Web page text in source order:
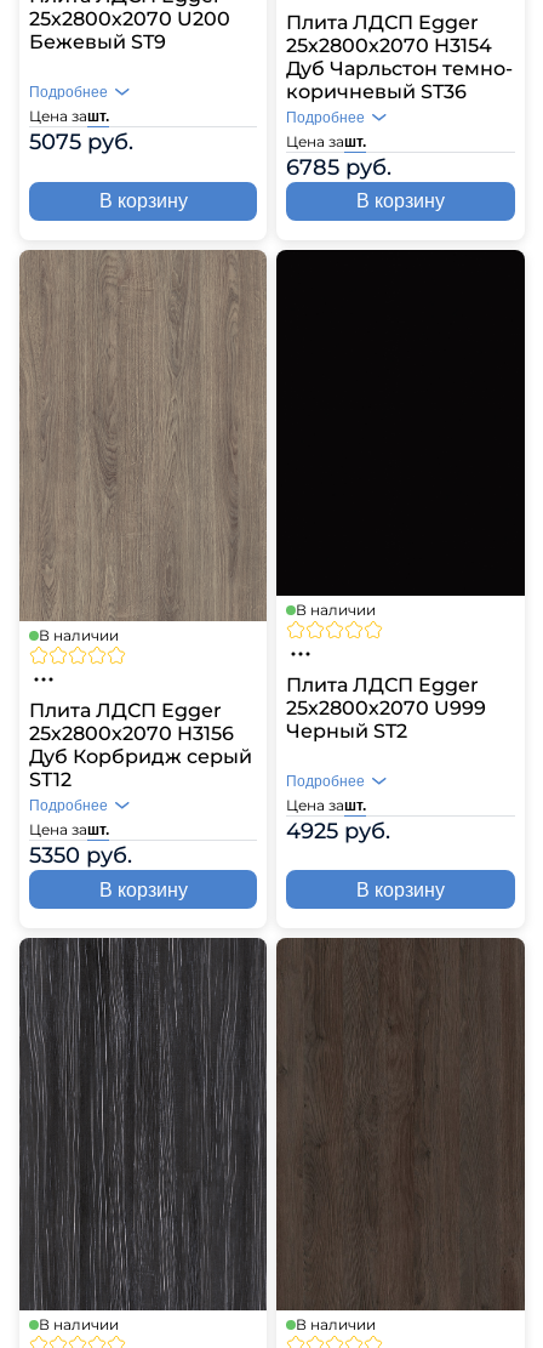
25х2800х2070 U200
Бежевый ST9
Цена зашт.
5075 руб.
Подробнее
В корзину
Плита ЛДСП Egger
25х2800х2070 H3154
Дуб Чарльстон темно-
коричневый ST36
Цена зашт.
6785 руб.
Подробнее
В корзину
В наличии
Плита ЛДСП Egger
25х2800х2070 H3156
Дуб Корбридж серый
ST12
Цена зашт.
5350 руб.
Подробнее
В корзину
В наличии
Плита ЛДСП Egger
25х2800х2070 U999
Черный ST2
Цена зашт.
4925 руб.
Подробнее
В корзину
В наличии В наличии